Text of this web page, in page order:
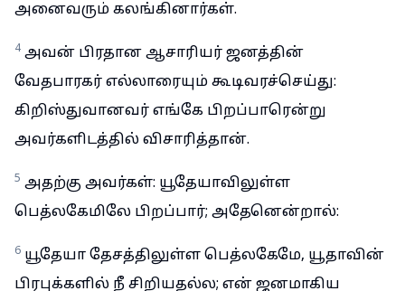
அனைவரும் கலங்கினார்கள்.
4 அவன் பிரதான ஆசாரியர் ஜனத்தின்
வேதபாரகர் எல்லாரையும் கூடிவரச்செய்து:
கிறிஸ்துவானவர் எங்கே பிறப்பாரென்று
அவர்களிடத்தில் விசாரித்தான்.
5 அதற்கு அவர்கள்: யூதேயாவிலுள்ள
பெத்லகேமிலே பிறப்பார்; அதேனென்றால்:
6 யூதேயா தேசத்திலுள்ள பெத்லகேமே, யூதாவின்
பிரபுக்களில் நீ சிறியதல்ல; என் ஜனமாகிய